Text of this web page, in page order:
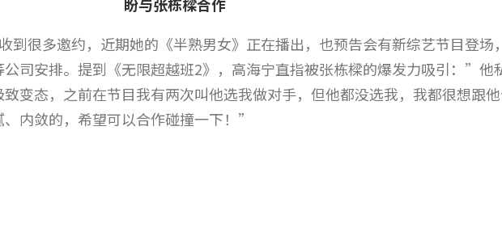
到很多邀约，近期她的《半熟男女》正在播出，也预告会有新综艺节目登场
司安排。提到《无限超越班2》，高海宁直指被张栋樑的爆发力吸引：”他
变态，之前在节目我有两次叫他选我做对手，但他都没选我，我都很想跟
内敛的，希望可以合作碰撞一下！”